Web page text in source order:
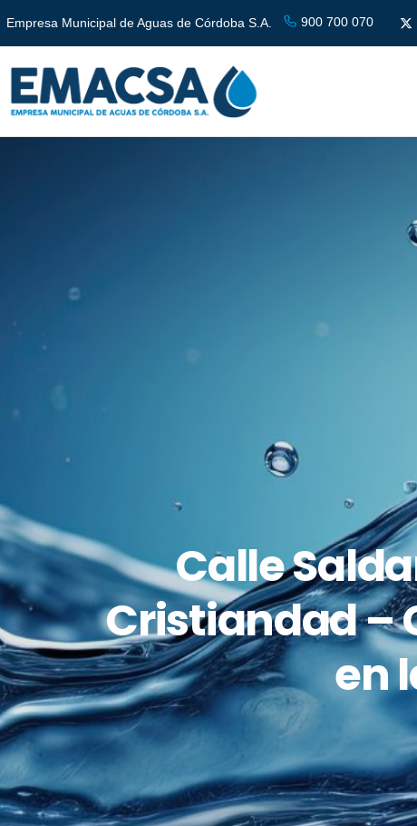
Empresa Municipal de Aguas de Córdoba S.A. 900 700 070
Calle
Cristiandad –
en